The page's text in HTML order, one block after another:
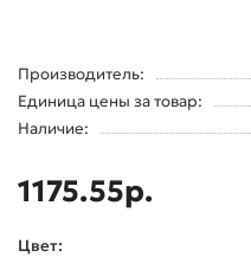
Производитель:
Единица цены за товар:
Наличие:
1175.55р.
Цвет: